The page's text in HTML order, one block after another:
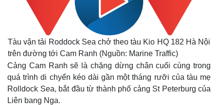
Tàu vận tải Roddock Sea chở theo tàu Kio HQ 182 Hà Nội
trên đường tới Cam Ranh (Nguồn: Marine Traffic)
Cảng Cam Ranh sẽ là chặng dừng chân cuối cùng trong
quá trình di chyển kéo dài gần một tháng rưỡi của tàu mẹ
Rolldock Sea, bắt đầu từ thành phố cảng St Peterburg của
Liên bang Nga.